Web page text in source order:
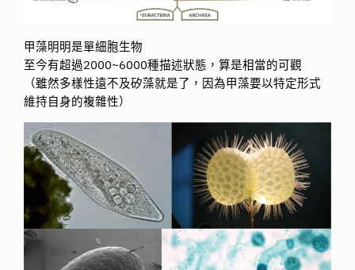
甲藻明明是單細胞生物
至今有超過2000~6000種描述狀態，算是相當的可觀
（雖然多樣性遠不及矽藻就是了，因為甲藻要以特定形式
維持自身的複雜性）